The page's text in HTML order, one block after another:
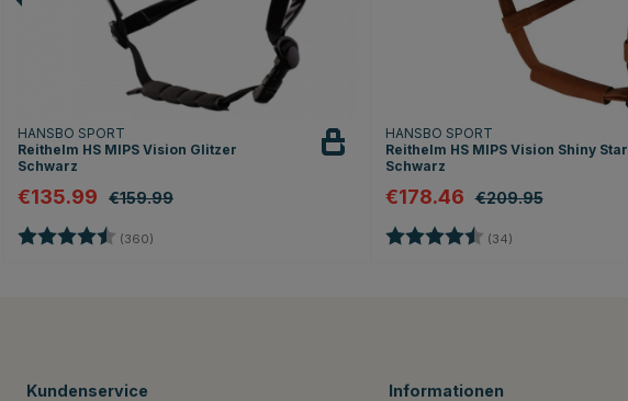
HANSBO SPORT
Reithelm HS MIPS Vision Glitzer
Schwarz
€135.99 €159.99
Bewertung: (360)
HANSBO SPORT
Reithelm HS MIPS Vision Shiny Star
Schwarz
€178.46 €209.95
Bewertung: (34)
Kundenservice Informationen